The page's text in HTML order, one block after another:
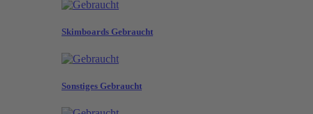
Skimboards Gebraucht
Sonstiges Gebraucht